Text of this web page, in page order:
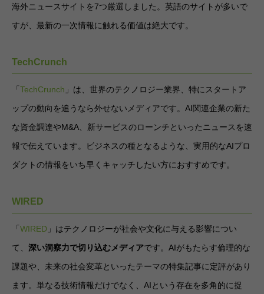
海外ニュースサイトを7つ厳選しました。英語のサイトが多いで
すが、最新の一次情報に触れる価値は絶大です。
TechCrunch
「 TechCrunch 」は、世界のテクノロジー業界、特にスタートア
ップの動向を追うなら外せないメディアです。AI関連企業の新た
な資金調達やM&A、新サービスのローンチといったニュースを速
報で伝えています。ビジネスの種となるような、実用的なAIプロ
ダクトの情報をいち早くキャッチしたい方におすすめです。
WIRED
「 WIRED 」はテクノロジーが社会や文化に与える影響につい
て、 深い洞察力で切り込むメディアです。AIがもたらす倫理的な
課題や、未来の社会変革といったテーマの特集記事に定評があり
ます。単なる技術情報だけでなく、AIという存在を多角的に捉